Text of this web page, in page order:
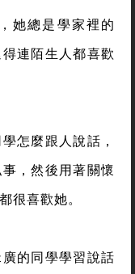
她總是學家裡的
連陌生人都喜歡
怎麼跟人說話，
，然後用著關懷
很喜歡她。
的同學學習說話